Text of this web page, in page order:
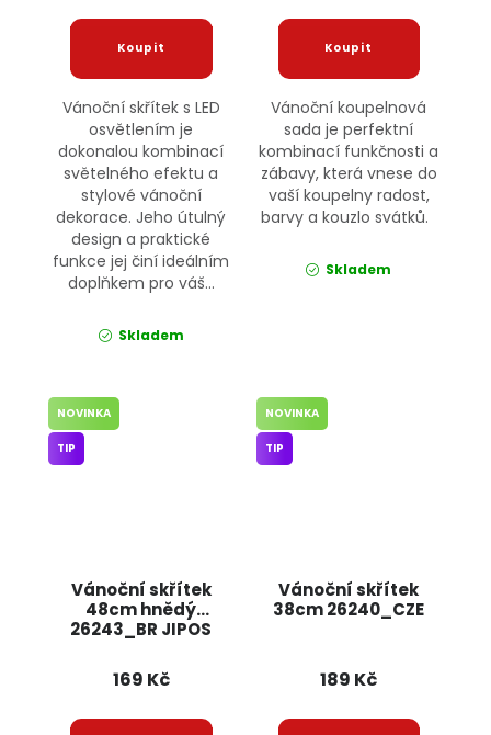
Vánoční skřítek s LED
osvětlením je
dokonalou kombinací
světelného efektu a
stylové vánoční
dekorace. Jeho útulný
design a praktické
funkce jej činí ideálním
doplňkem pro váš...
Skladem
Vánoční koupelnová
sada je perfektní
kombinací funkčnosti a
zábavy, která vnese do
vaší koupelny radost,
barvy a kouzlo svátků.
Skladem
Vánoční skřítek
48cm hnědý
26243_BR JIPOS
NOVINKA
TIP
169 Kč
Vánoční skřítek
38cm 26240_CZE
NOVINKA
TIP
189 Kč